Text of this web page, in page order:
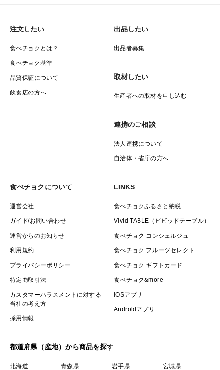
注文したい
食べチョクとは？
食べチョク基準
品質保証について
飲食店の方へ
出品したい
出品者募集
取材したい
生産者への取材を申し込む
連携のご相談
法人連携について
自治体・省庁の方へ
食べチョクについて
運営会社
ガイド/お問い合わせ
運営からのお知らせ
利用規約
プライバシーポリシー
特定商取引法
カスタマーハラスメントに対する
当社の考え方
採用情報
LINKS
食べチョクふるさと納税
Vivid TABLE（ビビッドテーブル）
食べチョク コンシェルジュ
食べチョク フルーツセレクト
食べチョク ギフトカード
食べチョク&more
iOSアプリ
Androidアプリ
都道府県（産地）から商品を探す
北海道 青森県 岩手県
宮城県